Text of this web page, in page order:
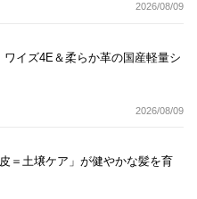
2026/08/09
ワイズ4E＆柔らか革の国産軽量シ
2026/08/09
＝土壌ケア」が健やかな髪を育